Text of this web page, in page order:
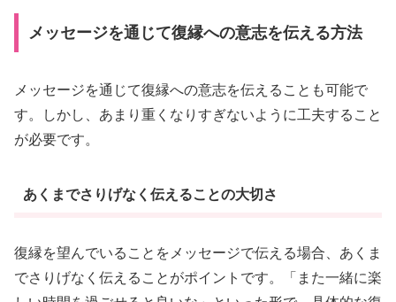
メッセージを通じて復縁への意志を伝える方法
メッセージを通じて復縁への意志を伝えることも可能で
す。しかし、あまり重くなりすぎないように工夫すること
が必要です。
あくまでさりげなく伝えることの大切さ
復縁を望んでいることをメッセージで伝える場合、あくま
でさりげなく伝えることがポイントです。「また一緒に楽